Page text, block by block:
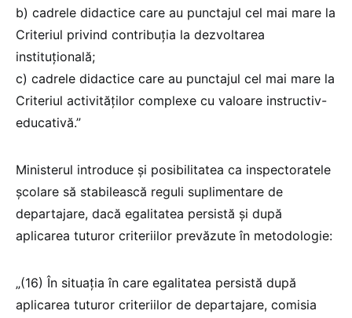
b) cadrele didactice care au punctajul cel mai mare la
Criteriul privind contribuţia la dezvoltarea
instituţională;
c) cadrele didactice care au punctajul cel mai mare la
Criteriul activităţilor complexe cu valoare instructiv-
educativă.”
Ministerul introduce și posibilitatea ca inspectoratele
școlare să stabilească reguli suplimentare de
departajare, dacă egalitatea persistă și după
aplicarea tuturor criteriilor prevăzute în metodologie:
„(16) În situația în care egalitatea persistă după
aplicarea tuturor criteriilor de departajare, comisia